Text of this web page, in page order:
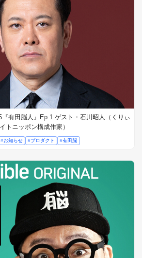
『有田脳人』Ep.1 ゲスト・石川昭人（くりぃ
トニッポン構成作家）
#お知らせ #プロダクト #有田脳